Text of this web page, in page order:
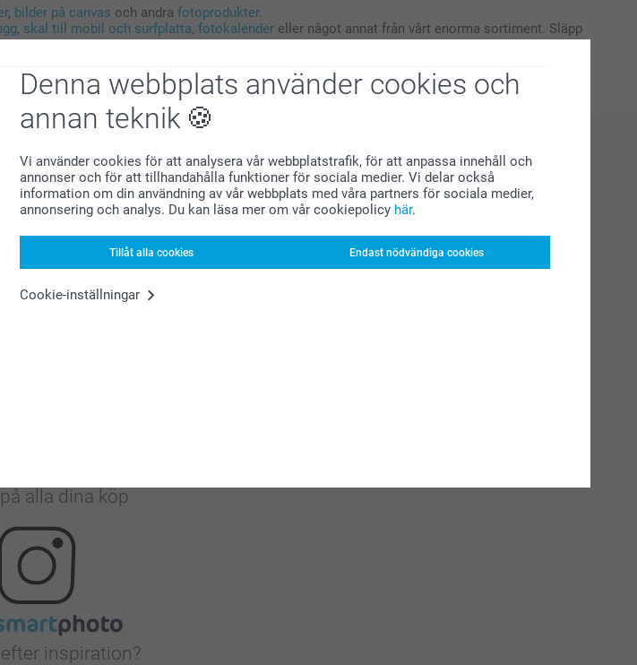
Denna webbplats använder cookies och
annan teknik
Vi använder cookies för att analysera vår webbplatstrafik, för att anpassa innehåll och
annonser och för att tillhandahålla funktioner för sociala medier. Vi delar också
information om din användning av vår webbplats med våra partners för sociala medier,
annonsering och analys. Du kan läsa mer om vår cookiepolicy här.
Tillåt alla cookies Endast nödvändiga cookies
Cookie-inställningar
, bilder på canvas och andra fotoprodukter.
, skal till mobil och surfplatta, fotokalender eller något annat från vårt enorma sortiment. Släpp
smartphoto?
alla dina köp
inspiration?